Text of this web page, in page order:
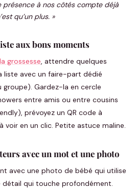
présence à nos côtés compte déjà
qu’un plus. »
aux bons moments
grossesse, attendre quelques
liste avec un faire-part dédié
groupe). Gardez-la en cercle
entre amis ou entre cousins
prévoyez un QR code à
voir en un clic. Petite astuce maline.
avec un mot et une photo
avec une photo de bébé qui utilise
détail qui touche profondément.